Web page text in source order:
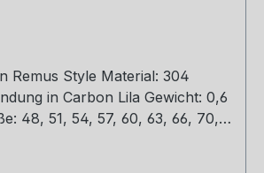
Remus Style Material: 304
in Carbon Lila Gewicht: 0,6
48, 51, 54, 57, 60, 63, 66, 70,